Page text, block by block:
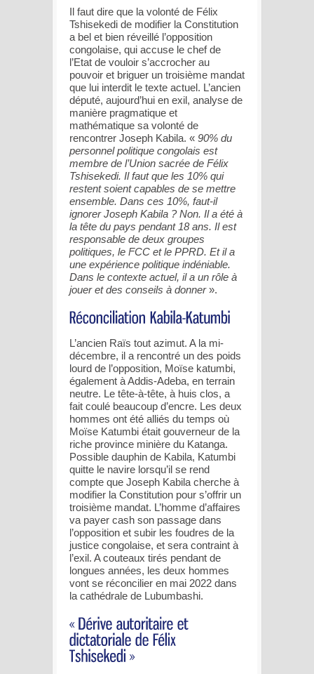
Il faut dire que la volonté de Félix
Tshisekedi de modifier la Constitution
a bel et bien réveillé l’opposition
congolaise, qui accuse le chef de
l’Etat de vouloir s’accrocher au
pouvoir et briguer un troisième mandat
que lui interdit le texte actuel. L’ancien
député, aujourd’hui en exil, analyse de
manière pragmatique et
mathématique sa volonté de
rencontrer Joseph Kabila. « 90% du
personnel politique congolais est
membre de l’Union sacrée de Félix
Tshisekedi. Il faut que les 10% qui
restent soient capables de se mettre
ensemble. Dans ces 10%, faut-il
ignorer Joseph Kabila ? Non. Il a été à
la tête du pays pendant 18 ans. Il est
responsable de deux groupes
politiques, le FCC et le PPRD. Et il a
une expérience politique indéniable.
Dans le contexte actuel, il a un rôle à
jouer et des conseils à donner».
L’ancien Raïs tout azimut. A la mi-
décembre, il a rencontré un des poids
lourd de l’opposition, Moïse katumbi,
également à Addis-Adeba, en terrain
neutre. Le tête-à-tête, à huis clos, a
fait coulé beaucoup d’encre. Les deux
hommes ont été alliés du temps où
Moïse Katumbi était gouverneur de la
riche province minière du Katanga.
Possible dauphin de Kabila, Katumbi
quitte le navire lorsqu’il se rend
compte que Joseph Kabila cherche à
modifier la Constitution pour s’offrir un
troisième mandat. L’homme d’affaires
va payer cash son passage dans
l’opposition et subir les foudres de la
justice congolaise, et sera contraint à
l’exil. A couteaux tirés pendant de
longues années, les deux hommes
vont se réconcilier en mai 2022 dans
la cathédrale de Lubumbashi.